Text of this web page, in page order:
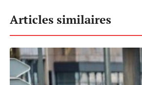
Articles similaires